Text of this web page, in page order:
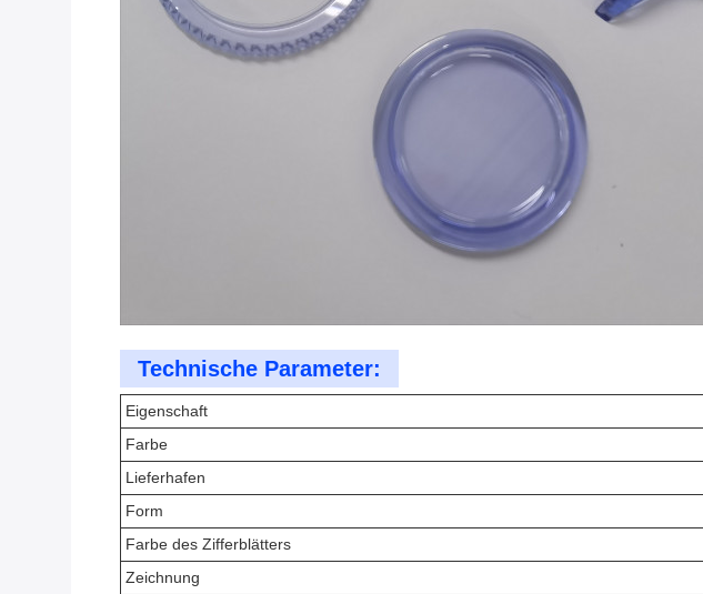
Technische Parameter:
Eigenschaft
Farbe
Lieferhafen
Form
Farbe des Zifferblätters
Zeichnung